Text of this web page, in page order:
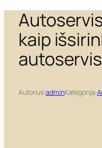
kaip
Autorius:adminKategorija: